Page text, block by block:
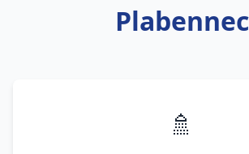
Plabennec
🚿